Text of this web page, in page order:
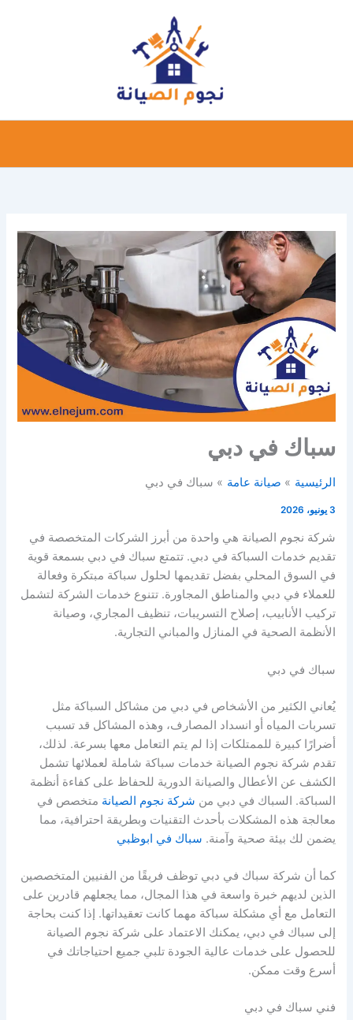
سباك في دبي
الرئيسية صيانة عامة سباك في دبي
3 يونيو، 2026
شركة نجوم الصيانة هي واحدة من أبرز الشركات المتخصصة في
تقديم خدمات السباكة في دبي. تتمتع سباك في دبي بسمعة قوية
في السوق المحلي بفضل تقديمها لحلول سباكة مبتكرة وفعالة
للعملاء في دبي والمناطق المجاورة. تتنوع خدمات الشركة لتشمل
تركيب الأنابيب، إصلاح التسريبات، تنظيف المجاري، وصيانة
الأنظمة الصحية في المنازل والمباني التجارية.
سباك في دبي
يُعاني الكثير من الأشخاص في دبي من مشاكل السباكة مثل
تسربات المياه أو انسداد المصارف، وهذه المشاكل قد تسبب
أضرارًا كبيرة للممتلكات إذا لم يتم التعامل معها بسرعة. لذلك،
تقدم شركة نجوم الصيانة خدمات سباكة شاملة لعملائها تشمل
الكشف عن الأعطال والصيانة الدورية للحفاظ على كفاءة أنظمة
السباكة. السباك في دبي من شركة نجوم الصيانة متخصص في
معالجة هذه المشكلات بأحدث التقنيات وبطريقة احترافية، مما
يضمن لك بيئة صحية وآمنة. سباك في ابوظبي
كما أن شركة سباك في دبي توظف فريقًا من الفنيين المتخصصين
الذين لديهم خبرة واسعة في هذا المجال، مما يجعلهم قادرين على
التعامل مع أي مشكلة سباكة مهما كانت تعقيداتها. إذا كنت بحاجة
إلى سباك في دبي، يمكنك الاعتماد على شركة نجوم الصيانة
للحصول على خدمات عالية الجودة تلبي جميع احتياجاتك في
أسرع وقت ممكن.
فني سباك في دبي